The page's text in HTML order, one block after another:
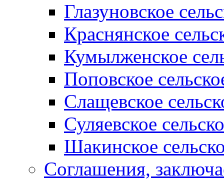
Глазуновское
Краснянское
Кумылженское
Поповское
Слащевское
Суляевское
Шакинское
Соглашения,